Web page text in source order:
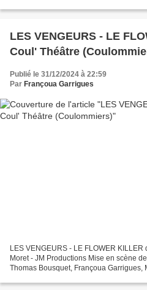
LES VENGEURS - LE
Coul' Théâtre
Publié le 31/12/2024 à 22:59
Par Françoua Garrigues
LES VENGEURS - LE FLOWER
Moret - JM Productions Mise en scène
Thomas Bousquet, Françoua Garrigues,